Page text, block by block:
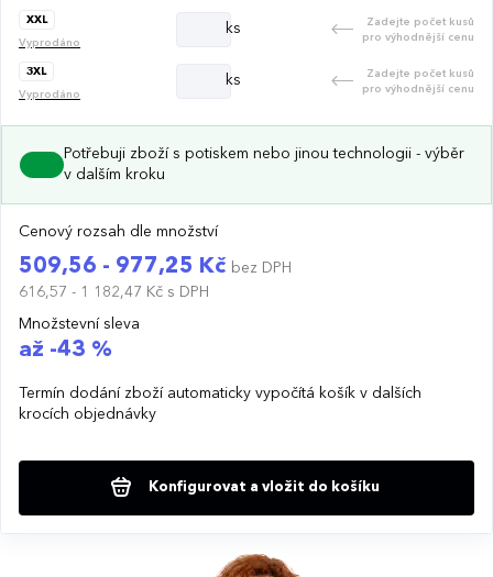
XXL
Vyprodáno
ks
Zadejte počet kusů
pro výhodnější cenu
3XL
Vyprodáno
ks
Zadejte počet kusů
pro výhodnější cenu
Potřebuji zboží s potiskem nebo jinou technologii - výběr
v dalším kroku
Cenový rozsah dle množství
509,56 - 977,25 Kč bez DPH
616,57 - 1 182,47 Kč s DPH
Množstevní sleva
až -43 %
Termín dodání zboží automaticky vypočítá košík v dalších
krocích objednávky
Konfigurovat a vložit do košíku